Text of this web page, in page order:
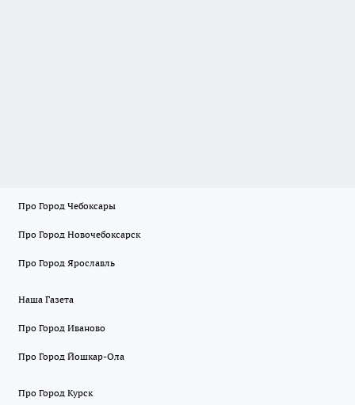
Про Город Чебоксары
Про Город Новочебоксарск
Про Город Ярославль
Наша Газета
Про Город Иваново
Про Город Йошкар-Ола
Про Город Курск